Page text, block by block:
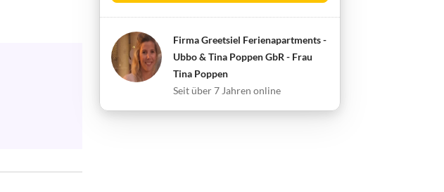
Firma Greetsiel Ferienapartments -
Ubbo & Tina Poppen GbR - Frau
Tina Poppen
Seit über 7 Jahren online